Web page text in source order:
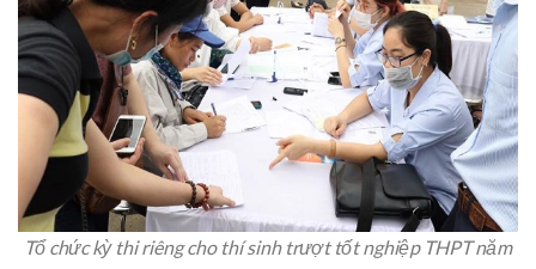
Tổ chức kỳ thi riêng cho thí sinh trượt tốt nghiệp THPT năm